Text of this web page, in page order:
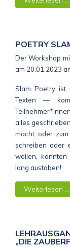
POETRY
Der Workshop
am 20.01.2023
Slam Poetry ist
Texten —
alles
macht oder
schreiben oder
wollen,
lang austoben!
Weiterlesen …
„DIE